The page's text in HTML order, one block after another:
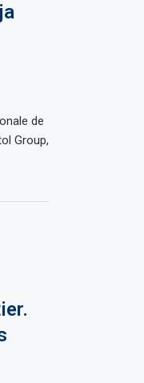
de
Group,